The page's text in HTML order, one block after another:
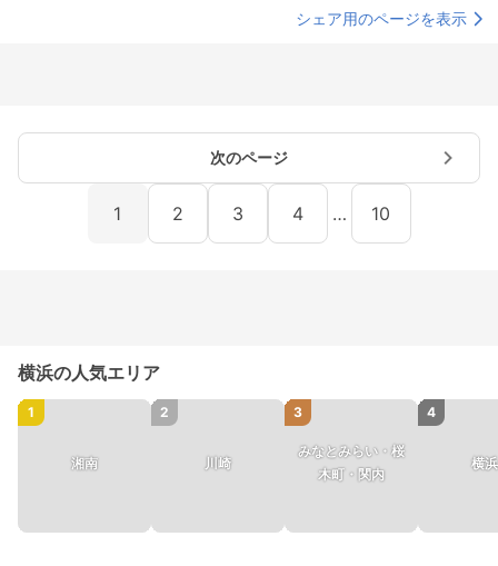
シェア用のページを表示
次のページ
1 2 3 4 … 10
横浜の人気エリア
1
湘南
2
川崎
3
みなとみらい・桜
木町・関内
4
横浜